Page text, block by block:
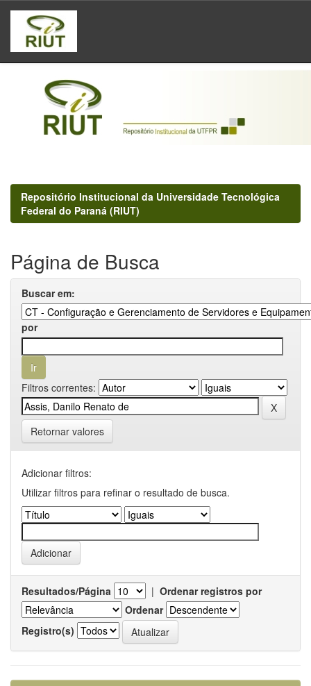
Skip
navigation
Repositório Institucional da Universidade Tecnológica
Federal do Paraná (RIUT)
Página de Busca
Buscar em:
por
Filtros correntes:
Retornar valores
Adicionar filtros:
Utilizar filtros para refinar o resultado de busca.
Resultados/Página | Ordenar registros por
Ordenar
Registro(s)